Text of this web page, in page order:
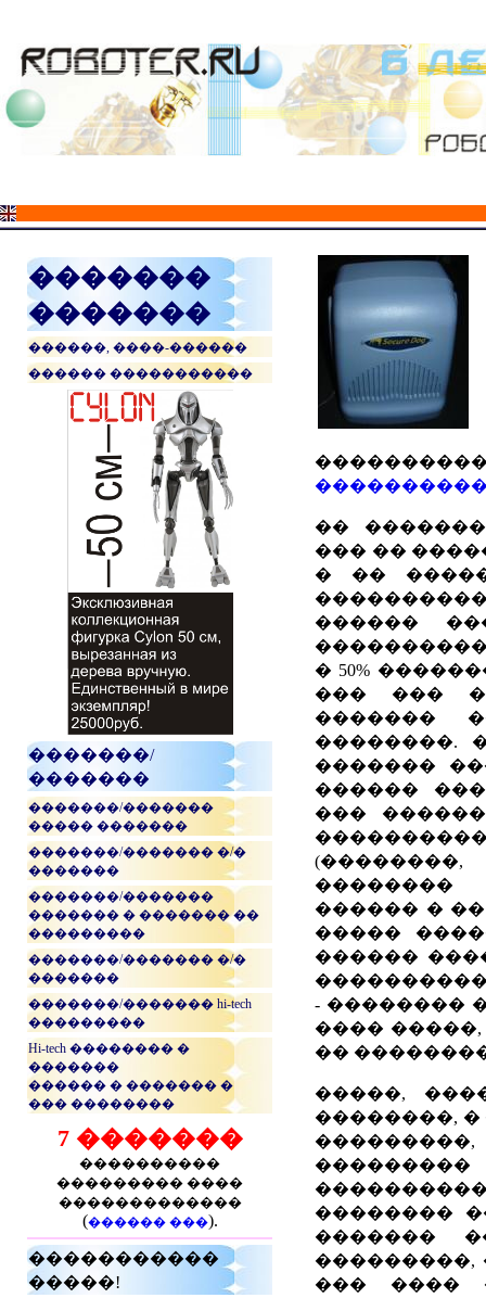
�������
�������
������, ����-������
������ �����������
�������/
�������
�������/�������
����� �������
�������/������� �/�
�������
�������/�������
������� � ������� ��
���������
�������/������� �/�
�������
�������/������� hi-tech
���������
Hi-tech �������� �
�������
������ � ������� �
��� ��������
7 �������
����������
��������� ����
�������������
(������ ���).
�����������
�����!
��
��� ��
� ��
������
� 50%
��� ���
�������
��������.
�������
������
���
��������
������ �
�����
������
- ��������
����
��
�����,
��������,
��������
�������
���������,
��� ����